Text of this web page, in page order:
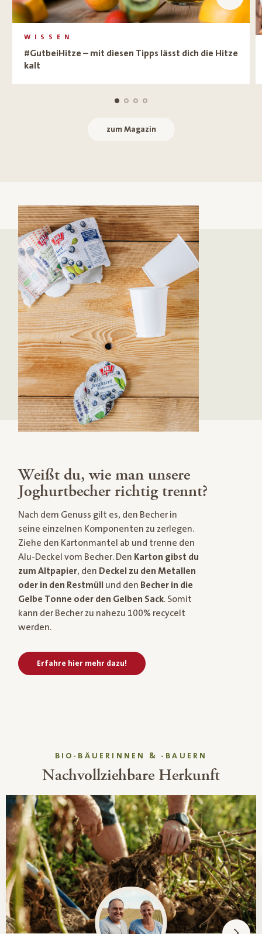
WISSEN
#GutbeiHitze – mit diesen Tipps lässt dich die Hitze
kalt
zum Magazin
Weißt du, wie man unsere
Joghurtbecher richtig trennt?
Nach dem Genuss gilt es, den Becher in
seine einzelnen Komponenten zu zerlegen.
Ziehe den Kartonmantel ab und trenne den
Alu-Deckel vom Becher. Den Karton gibst du
zum Altpapier, den Deckel zu den Metallen
oder in den Restmüll und den Becher in die
Gelbe Tonne oder den Gelben Sack. Somit
kann der Becher zu nahezu 100% recycelt
werden.
Erfahre hier mehr dazu!
BIO-BÄUERINNEN & -BAUERN
Nachvollziehbare Herkunft